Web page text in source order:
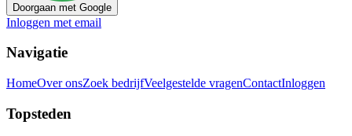
Doorgaan met Google
Inloggen met email
Navigatie
HomeOver onsZoek bedrijfVeelgestelde vragenContactInloggen
Topsteden